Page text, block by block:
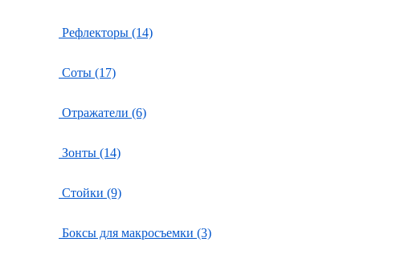
Рефлекторы (14)
Соты (17)
Отражатели (6)
Зонты (14)
Стойки (9)
Боксы для макросъемки (3)